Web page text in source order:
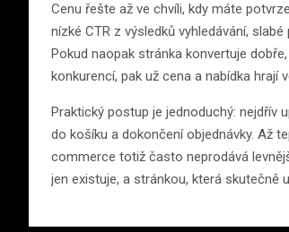
Cenu řešte až ve chvíli, kdy máte
nízké CTR z výsledků vyhledávání,
Pokud naopak stránka konvertuje
konkurencí, pak už cena a nabídka hrají
Praktický postup je jednoduchý: nejdřív
do košíku a dokončení objednávky. Až
commerce totiž často neprodává
jen existuje, a stránkou, která skutečně